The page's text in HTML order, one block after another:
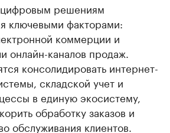
цифровым решениям
ключевыми факторами:
коммерции и
онлайн-каналов продаж.
консолидировать интернет-
складской учет и
в единую экосистему,
обработку заказов и
обслуживания клиентов.